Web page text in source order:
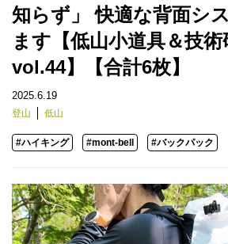
知らず」 快適な背面シ
ます【低山小道具＆技術
vol.44】【合計6枚】
2025.6.19
登山 低山
#ハイキング #mont-bell #バックパック